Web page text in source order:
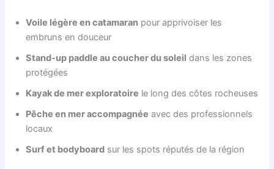
Voile légère en catamaran pour apprivoiser les
embruns en douceur
Stand-up paddle au coucher du soleil dans les zones
protégées
Kayak de mer exploratoire le long des côtes rocheuses
Pêche en mer accompagnée avec des professionnels
locaux
Surf et bodyboard sur les spots réputés de la région